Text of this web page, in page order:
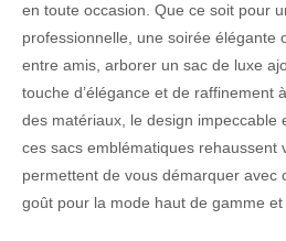
en toute occasion. Que ce soit pour
professionnelle, une soirée élégante
entre amis, arborer un sac de luxe
touche d’élégance et de raffinement
des matériaux, le design impeccable
ces sacs emblématiques rehaussent
permettent de vous démarquer avec
goût pour la mode haut de gamme et